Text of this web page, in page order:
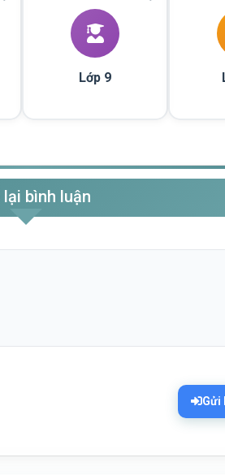
Lớp 9
bình luận
Gửi